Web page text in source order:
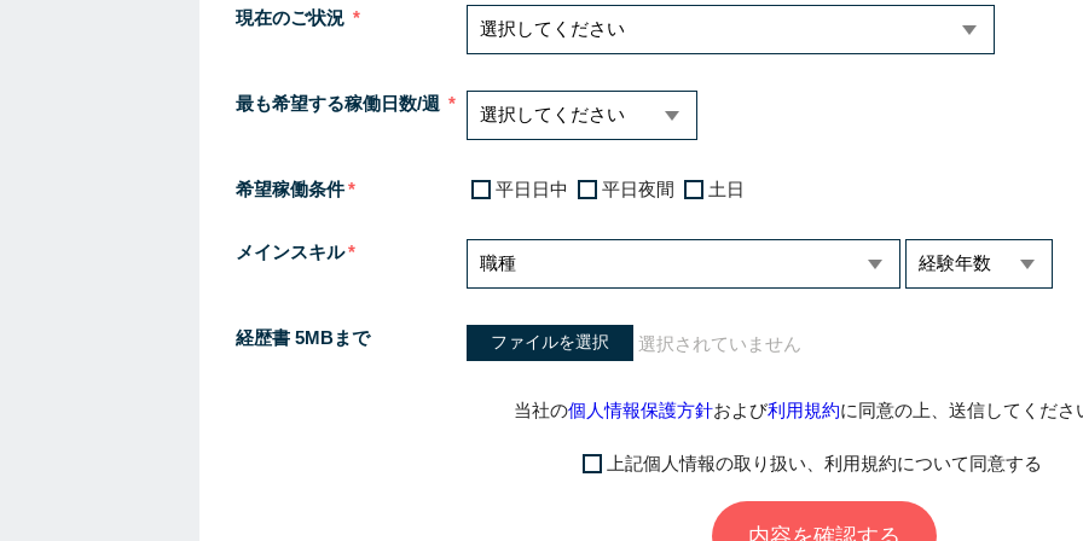
現在のご状況
最も希望する稼働日数/週
希望稼働条件 平日日中 平日夜間 土日
メインスキル
経歴書 5MBまで ファイルを選択
当社の個人情報保護方針および利用規約に同意の上、送信してくださ
上記個人情報の取り扱い、利用規約について同意する